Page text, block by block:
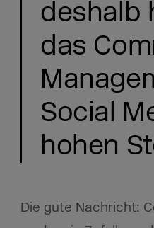
deshalb
das
Social
hohen
Die gute Nachricht: